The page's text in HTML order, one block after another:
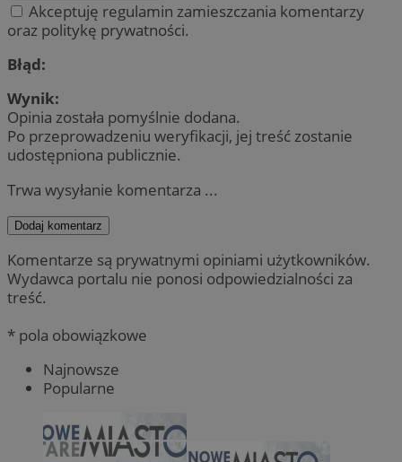
Akceptuję regulamin zamieszczania komentarzy
oraz politykę prywatności.
Błąd:
Wynik:
Opinia została pomyślnie dodana.
Po przeprowadzeniu weryfikacji, jej treść zostanie
udostępniona publicznie.
Trwa wysyłanie komentarza ...
Dodaj komentarz
Komentarze są prywatnymi opiniami użytkowników.
Wydawca portalu nie ponosi odpowiedzialności za
treść.
* pola obowiązkowe
Najnowsze
Popularne